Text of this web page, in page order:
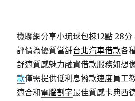
機聯網分享小琉球包棟12點 28
評價為優質當舖台北汽車借款各
舒適質感魅力融資借款服務如想
款僅需提供低利息撥款速度員工
適合和電腦割字最佳質感卡典西